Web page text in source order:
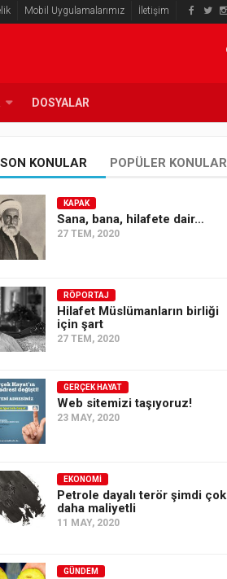
Mobil Uygulamalarımız İletişim
DOSYALAR
SON KONULAR POPÜLER KONULAR
KAPAK
Sana, bana, hilafete dair…
27 TEM, 2020
RÖPORTAJ
Hilafet Müslümanların birliği
için şart
27 TEM, 2020
GERÇEK HAYAT
Web sitemizi taşıyoruz!
23 MAY, 2020
EKONOMI
Petrole dayalı terör şimdi çok
daha maliyetli
11 MAY, 2020
GÜNDEM